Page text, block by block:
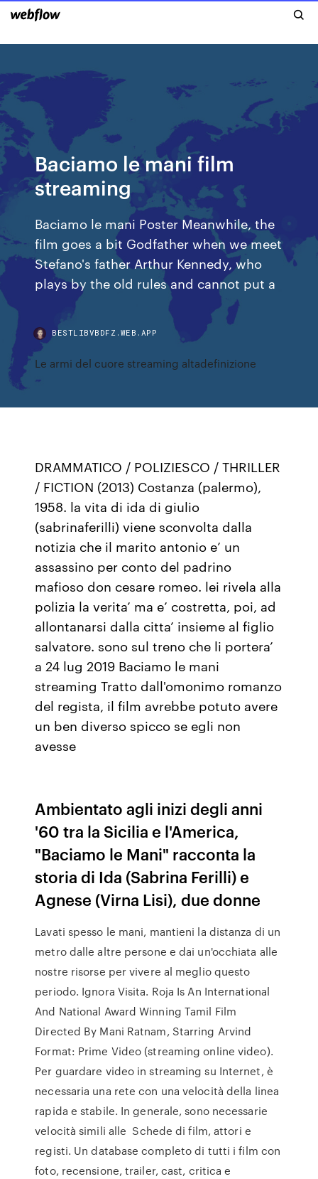
Baciamo le mani film
streaming
Baciamo le mani Poster Meanwhile, the
film goes a bit Godfather when we meet
Stefano's father Arthur Kennedy, who
plays by the old rules and cannot put a
BESTLIBVBDFZ.WEB.APP
Le armi del cuore streaming altadefinizione
DRAMMATICO / POLIZIESCO / THRILLER
/ FICTION (2013) Costanza (palermo),
1958. la vita di ida di giulio
(sabrinaferilli) viene sconvolta dalla
notizia che il marito antonio e’ un
assassino per conto del padrino
mafioso don cesare romeo. lei rivela alla
polizia la verita’ ma e’ costretta, poi, ad
allontanarsi dalla citta’ insieme al figlio
salvatore. sono sul treno che li portera’
a 24 lug 2019 Baciamo le mani
streaming Tratto dall'omonimo romanzo
del regista, il film avrebbe potuto avere
un ben diverso spicco se egli non
avesse
Ambientato agli inizi degli anni
'60 tra la Sicilia e l'America,
"Baciamo le Mani" racconta la
storia di Ida (Sabrina Ferilli) e
Agnese (Virna Lisi), due donne
Lavati spesso le mani, mantieni la distanza di un
metro dalle altre persone e dai un'occhiata alle
nostre risorse per vivere al meglio questo
periodo. Ignora Visita. Roja Is An International
And National Award Winning Tamil Film
Directed By Mani Ratnam, Starring Arvind
Format: Prime Video (streaming online video).
Per guardare video in streaming su Internet, è
necessaria una rete con una velocità della linea
rapida e stabile. In generale, sono necessarie
velocità simili alle Schede di film, attori e
registi. Un database completo di tutti i film con
foto, recensione, trailer, cast, critica e